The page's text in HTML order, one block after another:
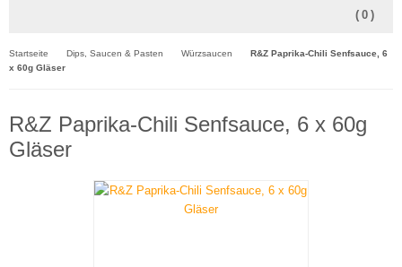
( 0 )
Startseite Dips, Saucen & Pasten Würzsaucen
R&Z Paprika-Chili Senfsauce, 6
x 60g Gläser
R&Z Paprika-Chili Senfsauce, 6 x 60g
Gläser